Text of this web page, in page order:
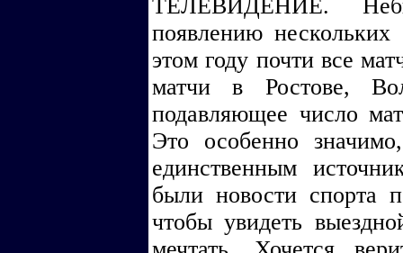
ТЕЛЕВИДЕНИЕ.
появлению
этом году почти все
матчи в Ростове,
подавляющее число
Это особенно
единственным
были новости
чтобы увидеть